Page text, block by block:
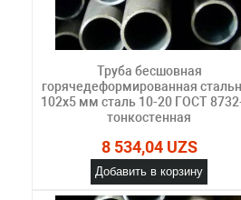
Труба бесшовная
горячедеформированная
102х5 мм сталь 10-20 ГОСТ
тонкостенная
8 534,04 UZS
Добавить в корзину